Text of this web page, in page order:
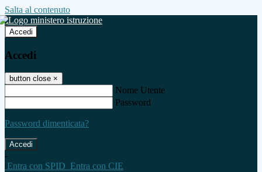
Salta al contenuto
Accedi
Accedi
button close ×
Nome Utente
Password
Password dimenticata?
-
Entra con SPID Entra con CIE